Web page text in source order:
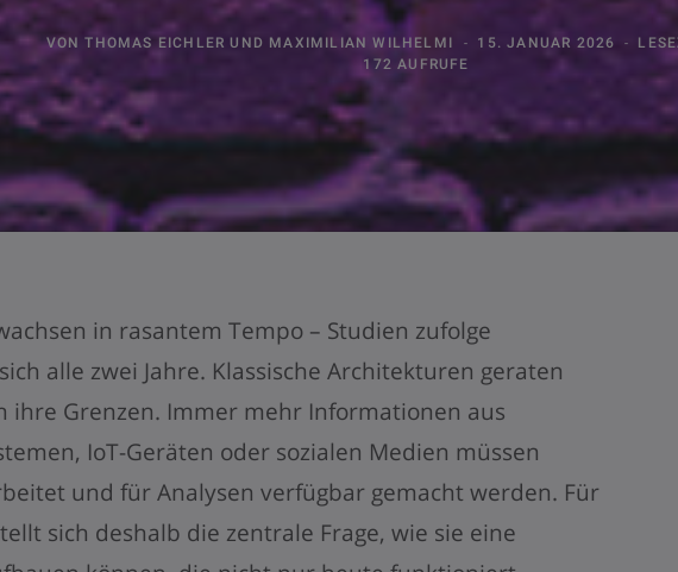
VONTHOMAS EICHLER UND MAXIMILIAN WILHELMI 15. JANUAR 2026
172 AUFRUFE
in rasantem Tempo – Studien zufolge
alle zwei Jahre. Klassische Architekturen geraten
ihre Grenzen. Immer mehr Informationen aus
IoT-Geräten oder sozialen Medien müssen
und für Analysen verfügbar gemacht werden. Für
sich deshalb die zentrale Frage, wie sie eine